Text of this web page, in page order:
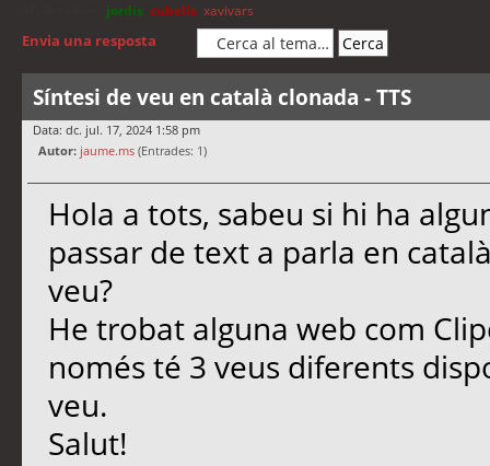
jordis cubells xavivars
Envia una resposta
Síntesi de veu en català clonada - TTS
Data: dc. jul. 17, 2024 1:58 pm
Autor: jaume.ms (Entrades: 1)
Hola a tots, sabeu si hi ha
passar de text a parla en
veu?
He trobat alguna web com
només té 3 veus diferents
veu.
Salut!